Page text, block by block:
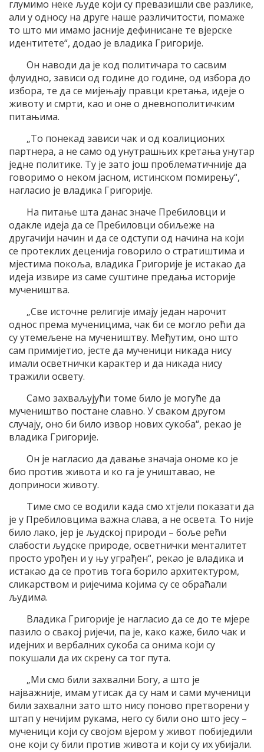
глумимо неке људе који су превазишли све разлике,
али у односу на друге наше различитости, помаже
то што ми имамо јасније дефинисане те вјерске
идентитете“, додао је владика Григорије.
Он наводи да је код политичара то сасвим
флуидно, зависи од године до године, од избора до
избора, те да се мијењају правци кретања, идеје о
животу и смрти, као и оне о дневнополитичким
питањима.
„То понекад зависи чак и од коалиционих
партнера, а не само од унутрашњих кретања унутар
једне политике. Ту је зато још проблематичније да
говоримо о неком јасном, истинском помирењу“,
нагласио је владика Григорије.
На питање шта данас значе Пребиловци и
одакле идеја да се Пребиловци обиљеже на
другачији начин и да се одступи од начина на који
се протеклих деценија говорило о стратиштима и
мјестима покоља, владика Григорије је истакао да
идеја извире из саме суштине предања историје
мучеништва.
„Све источне религије имају један нарочит
однос према мученицима, чак би се могло рећи да
су утемељене на мучеништву. Међутим, оно што
сам примијетио, јесте да мученици никада нису
имали осветнички карактер и да никада нису
тражили освету.
Само захваљујући томе било је могуће да
мучеништво постане славно. У сваком другом
случају, оно би било извор нових сукоба“, рекао је
владика Григорије.
Он је нагласио да давање значаја ономе ко је
био против живота и ко га је уништавао, не
доприноси животу.
Тиме смо се водили када смо хтјели показати да
је у Пребиловцима важна слава, а не освета. То није
било лако, јер је људској природи – боље рећи
слабости људске природе, осветнички менталитет
просто урођен и у њу уграђен“, рекао је владика и
истакао да се против тога борило архитектуром,
сликарством и ријечима којима су се обраћали
људима.
Владика Григорије је нагласио да се до те мјере
пазило о свакој ријечи, па је, како каже, било чак и
идејних и вербалних сукоба са онима који су
покушали да их скрену са тог пута.
„Ми смо били захвални Богу, а што је
најважније, имам утисак да су нам и сами мученици
били захвални зато што нису поново претворени у
штап у нечијим рукама, него су били оно што јесу –
мученици који су својом вјером у живот побиједили
оне који су били против живота и који су их убијали.